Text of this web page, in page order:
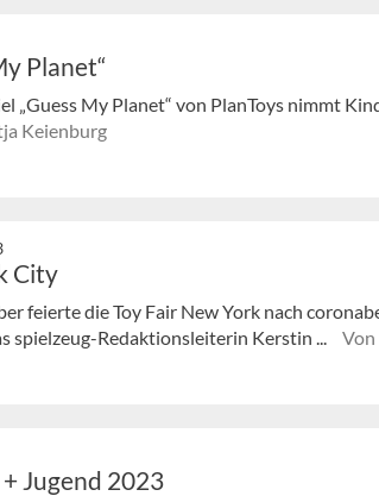
Planet“
„Guess My Planet“ von PlanToys nimmt
Keienburg
City
feierte die Toy Fair New York nach
spielzeug-Redaktionsleiterin Kerstin ...
Jugend 2023